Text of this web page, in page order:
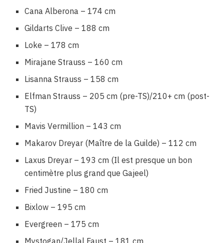
Cana Alberona – 174 cm
Gildarts Clive – 188 cm
Loke – 178 cm
Mirajane Strauss – 160 cm
Lisanna Strauss – 158 cm
Elfman Strauss – 205 cm (pre-TS)/210+ cm (post-
TS)
Mavis Vermillion – 143 cm
Makarov Dreyar (Maître de la Guilde) – 112 cm
Laxus Dreyar – 193 cm (Il est presque un bon
centimètre plus grand que Gajeel)
Fried Justine – 180 cm
Bixlow – 195 cm
Evergreen – 175 cm